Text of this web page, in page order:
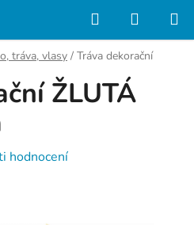
Hledat
KOŠÍK
tráva, vlasy / Tráva dekorační
ŽLUTÁ
hodnocení